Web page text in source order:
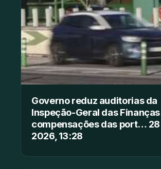
Governo reduz auditorias da
Inspeção-Geral das
compensações das port… 28
2026, 13:28